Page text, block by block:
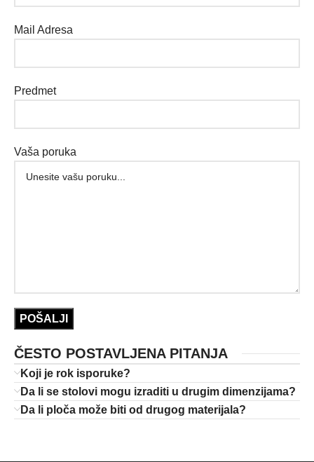
Mail Adresa
Predmet
Vaša poruka
ČESTO POSTAVLJENA PITANJA
Koji je rok isporuke?
Da li se stolovi mogu izraditi u drugim dimenzijama?
Da li ploča može biti od drugog materijala?